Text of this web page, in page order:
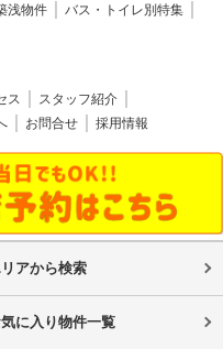
浅物件
バス・トイレ別特集
ス
スタッフ紹介
お問合せ 採用情報
アから検索
に入り物件一覧